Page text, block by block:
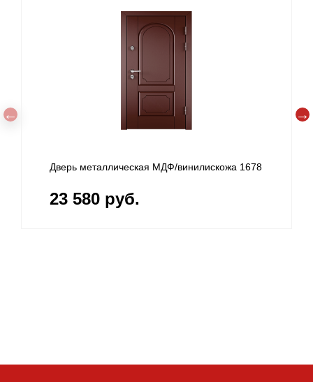
Дверь металлическая МДФ/винилискожа 1678
23 580 руб.